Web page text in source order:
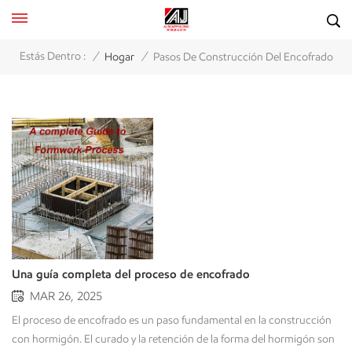
Estás Dentro : / Hogar / Pasos De Construcción Del Encofrado
Una guía completa del proceso de encofrado
MAR 26, 2025
El proceso de encofrado es un paso fundamental en la construcción
con hormigón. El curado y la retención de la forma del hormigón son